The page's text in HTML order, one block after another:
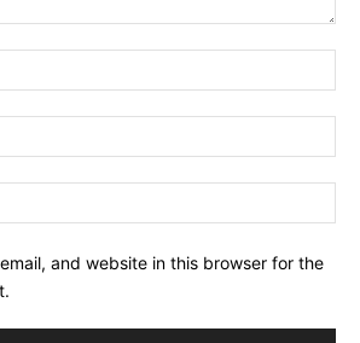
and website in this browser for the